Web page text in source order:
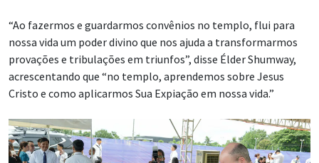
“Ao fazermos e guardarmos convênios no templo, flui para
nossa vida um poder divino que nos ajuda a transformarmos
provações e tribulações em triunfos”, disse Élder Shumway,
acrescentando que “no templo, aprendemos sobre Jesus
Cristo e como aplicarmos Sua Expiação em nossa vida.”